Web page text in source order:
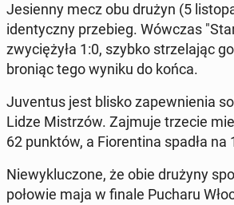
Je­si­en­ny mecz obu drużyn (5
iden­ty­czny prze­bieg. Wówczas
zwyciężyła 1:0, szybko strze­la­jąc
broniąc tego wyniku do końca.
Ju­ven­tus jest blisko za­pewnienia
Lidze Mis­trzów. Zajmuje trzecie
62 punktów, a Fiorenti­na spadła na
Niewyk­luc­zone, że obie drużyny
połowie maja w finale Pucharu